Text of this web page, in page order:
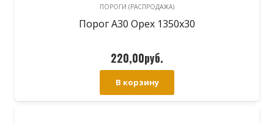
ПОРОГИ (РАСПРОДАЖА)
Порог А30 Орех 1350х30
220,00руб.
В корзину